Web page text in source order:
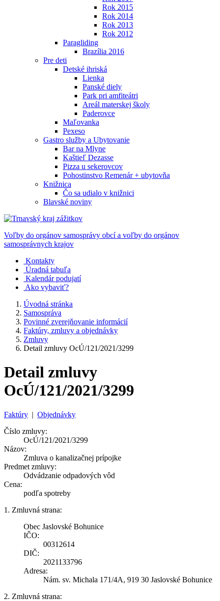
Rok 2015
Rok 2014
Rok 2013
Rok 2012
Paragliding
Brazília 2016
Pre deti
Detské ihriská
Lienka
Panské diely
Park pri amfiteátri
Areál materskej školy
Paderovce
Maľovanka
Pexeso
Gastro služby a Ubytovanie
Bar na Mlyne
Kaštieľ Dezasse
Pizza u sekerovcov
Pohostinstvo Remenár + ubytovňa
Knižnica
Čo sa udialo v knižnici
Blavské noviny
Voľby do orgánov samosprávy obcí a voľby do orgánov
samosprávnych krajov
Kontakty
Úradná tabuľa
Kalendár podujatí
Ako vybaviť?
Úvodná stránka
Samospráva
Povinné zverejňovanie informácií
Faktúry, zmluvy a objednávky
Zmluvy
Detail zmluvy OcÚ/121/2021/3299
Detail zmluvy
OcÚ/121/2021/3299
Faktúry | Objednávky
Číslo zmluvy:
OcÚ/121/2021/3299
Názov:
Zmluva o kanalizačnej prípojke
Predmet zmluvy:
Odvádzanie odpadových vôd
Cena:
podľa spotreby
1. Zmluvná strana:
Obec Jaslovské Bohunice
IČO:
00312614
DIČ:
2021133796
Adresa:
Nám. sv. Michala 171/4A, 919 30 Jaslovské Bohunice
2. Zmluvná strana: